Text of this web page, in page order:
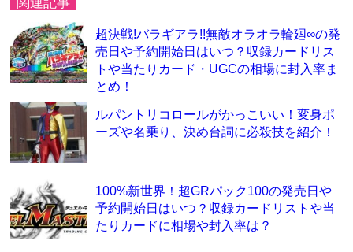
超決戦!バラギアラ!!無敵オラオラ輪廻∞の発
売日や予約開始日はいつ？収録カードリス
トや当たりカード・UGCの相場に封入率ま
とめ！
ルパントリコロールがかっこいい！変身ポ
ーズや名乗り、決め台詞に必殺技を紹介！
100%新世界！超GRパック100の発売日や
予約開始日はいつ？収録カードリストや当
たりカードに相場や封入率は？